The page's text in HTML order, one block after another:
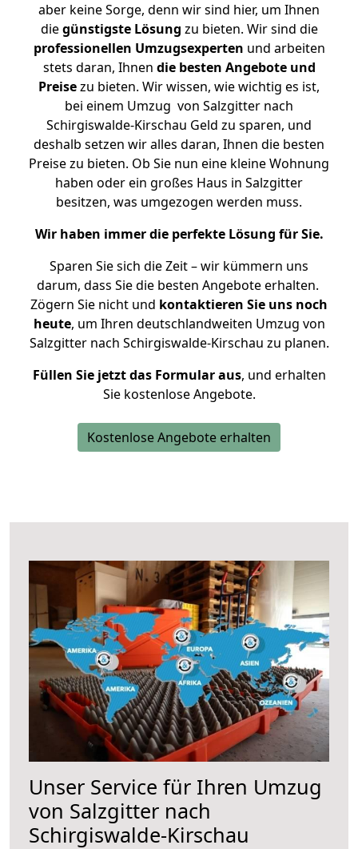
aber keine Sorge, denn wir sind hier, um Ihnen
diegünstigste Lösung zu bieten. Wir sind die
professionellen Umzugsexperten und arbeiten
stets daran, Ihnen die besten Angebote und
Preisezu bieten. Wir wissen, wie wichtig es ist,
bei einem Umzug von Salzgitter nach
Schirgiswalde-Kirschau Geld zu sparen, und
deshalb setzen wir alles daran, Ihnen die besten
Preise zu bieten. Ob Sie nun eine kleine Wohnung
haben oder ein großes Haus in Salzgitter
besitzen, was umgezogen werden muss.
Wir haben immer die perfekte Lösung für Sie.
Sparen Sie sich die Zeit – wir kümmern uns
darum, dass Sie die besten Angebote erhalten.
Zögern Sie nicht und kontaktieren Sie uns noch
heute, um Ihren deutschlandweiten Umzug von
Salzgitter nach Schirgiswalde-Kirschau zu planen.
Füllen Sie jetzt das Formular aus, und erhalten
Sie kostenlose Angebote.
Kostenlose Angebote erhalten
Unser Service für Ihren Umzug
von Salzgitter nach
Schirgiswalde-Kirschau